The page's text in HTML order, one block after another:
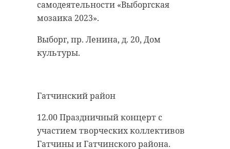
самодеятельности «Выборгская
мозаика 2023».
Выборг, пр. Ленина, д. 20, Дом
культуры.
Гатчинский район
12.00 Праздничный концерт с
участием творческих коллективов
Гатчины и Гатчинского района.